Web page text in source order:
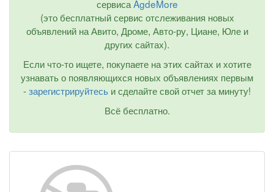
сервисаAgdeMore
(это бесплатный сервис отслеживания новых
объявлений на Авито, Дроме, Авто-ру, Циане, Юле и
других сайтах).
Если что-то ищете, покупаете на этих сайтах и хотите
узнавать о появляющихся новых объявлениях первым
-зарегистрируйтесь и сделайте свой отчет за минуту!
Всё бесплатно.